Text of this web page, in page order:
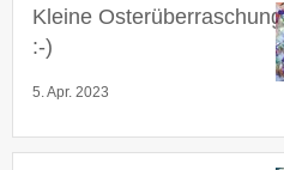
Kleine Osterüberraschung
:-)
5. Apr. 2023